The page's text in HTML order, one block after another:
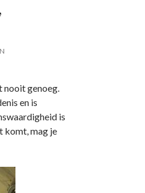
nooit genoeg.
en is
is
komt, mag je